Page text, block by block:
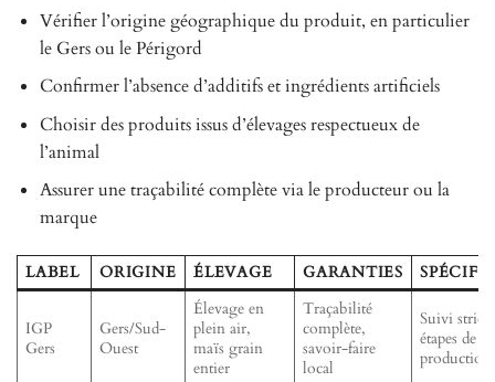
Vérifier l’origine géographique du produit, en particulier
le Gers ou le Périgord
Confirmer l’absence d’additifs et ingrédients artificiels
Choisir des produits issus d’élevages respectueux de
l’animal
Assurer une traçabilité complète via le producteur ou la
marque
LABEL ORIGINE ÉLEVAGE GARANTIES
IGP
Gers
Gers/Sud-
Ouest
Élevage en
plein air,
maïs grain
entier
Traçabilité
complète,
savoir-faire
local
Suivi strict
étapes de
production